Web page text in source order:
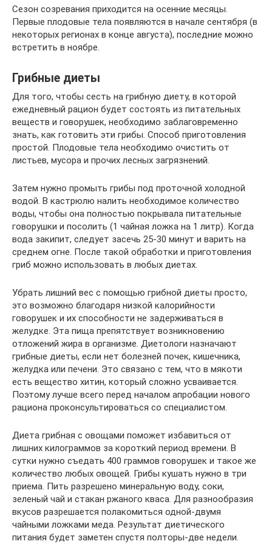
Сезон созревания приходится на осенние месяцы.
Первые плодовые тела появляются в начале сентября (в
некоторых регионах в конце августа), последние можно
встретить в ноябре.
Грибные диеты
Для того, чтобы сесть на грибную диету, в которой
ежедневный рацион будет состоять из питательных
веществ и говорушек, необходимо заблаговременно
знать, как готовить эти грибы. Способ приготовления
простой. Плодовые тела необходимо очистить от
листьев, мусора и прочих лесных загрязнений.
Затем нужно промыть грибы под проточной холодной
водой. В кастрюлю налить необходимое количество
воды, чтобы она полностью покрывала питательные
говорушки и посолить (1 чайная ложка на 1 литр). Когда
вода закипит, следует засечь 25-30 минут и варить на
среднем огне. После такой обработки и приготовления
гриб можно использовать в любых диетах.
Убрать лишний вес с помощью грибной диеты просто,
это возможно благодаря низкой калорийности
говорушек и их способности не задерживаться в
желудке. Эта пища препятствует возникновению
отложений жира в организме. Диетологи назначают
грибные диеты, если нет болезней почек, кишечника,
желудка или печени. Это связано с тем, что в мякоти
есть вещество хитин, который сложно усваивается.
Поэтому лучше всего перед началом апробации нового
рациона проконсультироваться со специалистом.
Диета грибная с овощами поможет избавиться от
лишних килограммов за короткий период времени. В
сутки нужно съедать 400 граммов говорушек и такое же
количество любых овощей. Грибы кушать нужно в три
приема. Пить разрешено минеральную воду, соки,
зеленый чай и стакан ржаного кваса. Для разнообразия
вкусов разрешается полакомиться одной-двумя
чайными ложками меда. Результат диетического
питания будет заметен спустя полторы-две недели.